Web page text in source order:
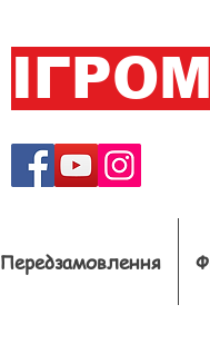
Передзамовлення